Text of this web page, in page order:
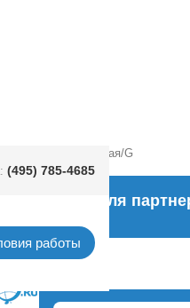
(495) 785-4685
работы
с перьями красная/G
Вход для
Логин